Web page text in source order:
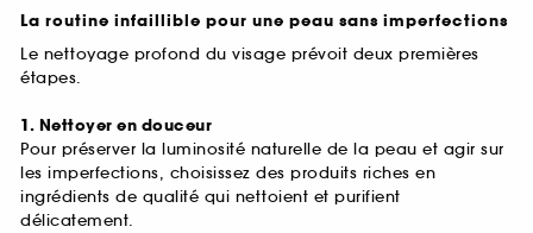
La routine infaillible pour une peau sans imperfections
Le nettoyage profond du visage prévoit deux premières
étapes.
1. Nettoyer en douceur
Pour préserver la luminosité naturelle de la peau et agir sur
les imperfections, choisissez des produits riches en
ingrédients de qualité qui nettoient et purifient
délicatement.